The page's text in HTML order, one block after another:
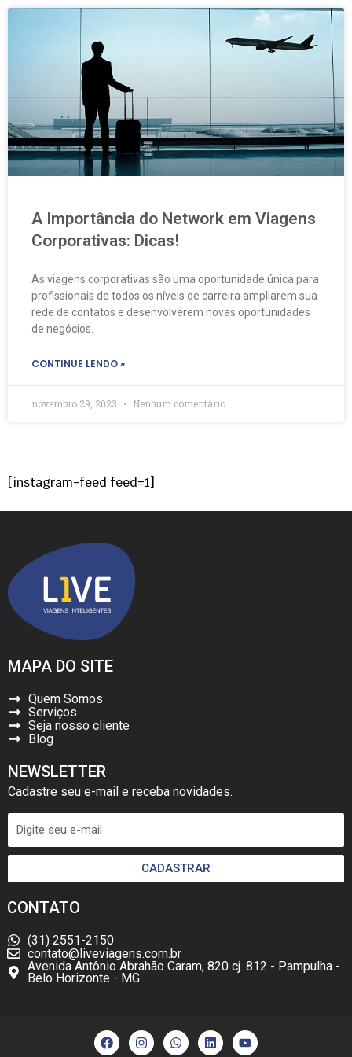
A Importância do Network em Viagens
Corporativas: Dicas!
As viagens corporativas são uma oportunidade única para
profissionais de todos os níveis de carreira ampliarem sua
rede de contatos e desenvolverem novas oportunidades
de negócios.
CONTINUE LENDO »
novembro 29, 2023 Nenhum comentário
[instagram-feed feed=1]
MAPA DO SITE
Quem Somos
Serviços
Seja nosso cliente
Blog
NEWSLETTER
Cadastre seu e-mail e receba novidades.
CADASTRAR
CONTATO
(31) 2551-2150
contato@liveviagens.com.br
Avenida Antônio Abrahão Caram, 820 cj. 812 - Pampulha -
Belo Horizonte - MG
F
a
c
I
n
s
W
h
a
L
i
n
Y
o
u